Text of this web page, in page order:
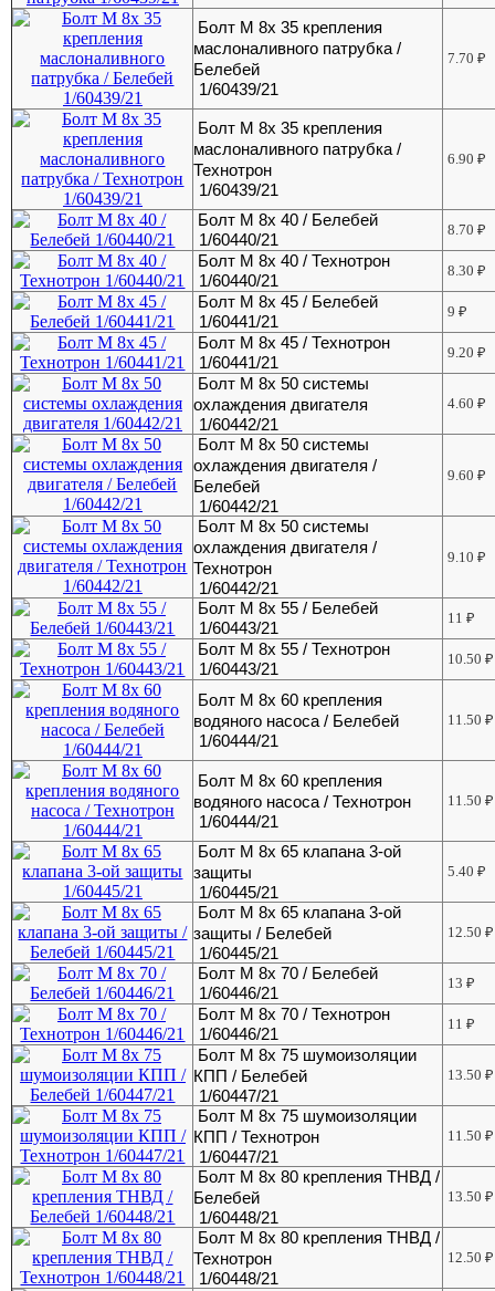
Болт М 8х 35 крепления
маслоналивного патрубка /
Белебей
1/60439/21
7.70₽
Болт М 8х 35 крепления
маслоналивного патрубка /
Технотрон
1/60439/21
6.90₽
Болт М 8х 40 / Белебей
1/60440/21
8.70₽
Болт М 8х 40 / Технотрон
1/60440/21
8.30₽
Болт М 8х 45 / Белебей
1/60441/21
9₽
Болт М 8х 45 / Технотрон
1/60441/21
9.20₽
Болт М 8х 50 системы
охлаждения двигателя
1/60442/21
4.60₽
Болт М 8х 50 системы
охлаждения двигателя /
Белебей
1/60442/21
9.60₽
Болт М 8х 50 системы
охлаждения двигателя /
Технотрон
1/60442/21
9.10₽
Болт М 8х 55 / Белебей
1/60443/21
11₽
Болт М 8х 55 / Технотрон
1/60443/21
10.50₽
Болт М 8х 60 крепления
водяного насоса / Белебей
1/60444/21
11.50₽
Болт М 8х 60 крепления
водяного насоса / Технотрон
1/60444/21
11.50₽
Болт М 8х 65 клапана 3-ой
защиты
1/60445/21
5.40₽
Болт М 8х 65 клапана 3-ой
защиты / Белебей
1/60445/21
12.50₽
Болт М 8х 70 / Белебей
1/60446/21
13₽
Болт М 8х 70 / Технотрон
1/60446/21
11₽
Болт М 8х 75 шумоизоляции
КПП / Белебей
1/60447/21
13.50₽
Болт М 8х 75 шумоизоляции
КПП / Технотрон
1/60447/21
11.50₽
Болт М 8х 80 крепления ТНВД /
Белебей
1/60448/21
13.50₽
Болт М 8х 80 крепления ТНВД /
Технотрон
1/60448/21
12.50₽